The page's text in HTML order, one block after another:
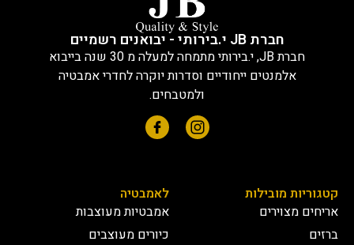
חברת JB י.בירותי - יבואנים רשמיים
חברת JB, י.בירותי מתמחה למעלה מ 30 שנה בייבוא
אלמנטים ייחודיים וסדרות יוקרה לחדרי אמבטיה
ולמטבחים.
קטגוריות מובילות
אריחים מצוירים
ברזים
לאמבטיה
אמבטיות מעוצבות
כיורים מעוצבים